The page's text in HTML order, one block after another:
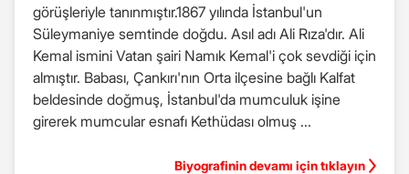
görüşleriyle tanınmıştır.1867 yılında İstanbul'un
Süleymaniye semtinde doğdu. Asıl adı Ali Rıza'dır. Ali
Kemal ismini Vatan şairi Namık Kemal'i çok sevdiği için
almıştır. Babası, Çankırı'nın Orta ilçesine bağlı Kalfat
beldesinde doğmuş, İstanbul'da mumculuk işine
girerek mumcular esnafı Kethüdası olmuş ...
Biyografinin devamı için tıklayın